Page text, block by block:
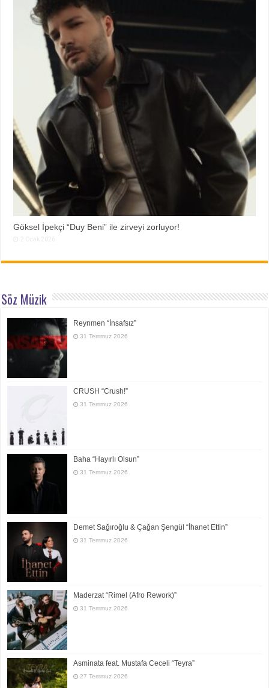
Göksel İpekçi “Duy Beni” ile zirveyi zorluyor!
Söz Müzik
Reynmen “İnsafsız”
31 Temmuz 2026
CRUSH “Crush!”
31 Temmuz 2026
Baha “Hayırlı Olsun”
31 Temmuz 2026
Demet Sağıroğlu & Çağan Şengül “İhanet Ettin”
31 Temmuz 2026
Maderzat “Rimel (Afro Rework)”
31 Temmuz 2026
Asminata feat. Mustafa Ceceli “Teyra”
27 Temmuz 2026